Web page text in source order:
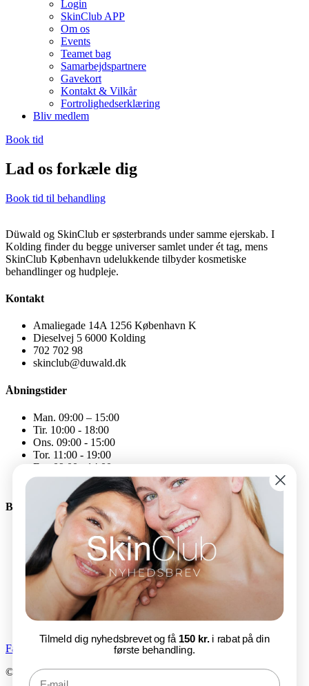
Login
SkinClub APP
Om os
Events
Teamet bag
Samarbejdspartnere
Gavekort
Kontakt & Vilkår
Fortrolighedserklæring
Bliv medlem
Book tid
Lad os forkæle dig
Book tid til behandling
Düwald og SkinClub er søsterbrands under samme ejerskab. I
Kolding finder du begge universer samlet under ét tag, mens
SkinClub København udelukkende tilbyder kosmetiske
behandlinger og hudpleje.
Kontakt
Amaliegade 14A 1256 København K
Dieselvej 5 6000 Kolding
702 702 98
skinclub@duwald.dk
Åbningstider
Man. 09:00 – 15:00
Tir. 10:00 - 18:00
Ons. 09:00 - 15:00
Tor. 11:00 - 19:00
Fre. 09:00 - 14:00
Åbningstiderne kan variere
Bliv en del af SkinClub
E-mail
Tilmeld nu
Facebook-f
Instagram
© SkinClub 2025
Tilmeld dig nyhedsbrevet og få 150 kr.i rabat på din
første behandling.